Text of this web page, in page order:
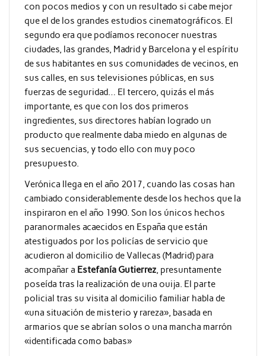
con pocos medios y con un resultado si cabe mejor
que el de los grandes estudios cinematográficos. El
segundo era que podíamos reconocer nuestras
ciudades, las grandes, Madrid y Barcelona y el espíritu
de sus habitantes en sus comunidades de vecinos, en
sus calles, en sus televisiones públicas, en sus
fuerzas de seguridad… El tercero, quizás el más
importante, es que con los dos primeros
ingredientes, sus directores habían logrado un
producto que realmente daba miedo en algunas de
sus secuencias, y todo ello con muy poco
presupuesto.
Verónica llega en el año 2017, cuando las cosas han
cambiado considerablemente desde los hechos que la
inspiraron en el año 1990. Son los únicos hechos
paranormales acaecidos en España que están
atestiguados por los policías de servicio que
acudieron al domicilio de Vallecas (Madrid) para
acompañar a Estefanía Gutierrez, presuntamente
poseída tras la realización de una ouija. El parte
policial tras su visita al domicilio familiar habla de
«una situación de misterio y rareza», basada en
armarios que se abrían solos o una mancha marrón
«identificada como babas»